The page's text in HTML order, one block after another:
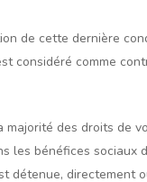
de cette dernière
considéré comme
majorité des droits de
les bénéfices sociaux
détenue, directement